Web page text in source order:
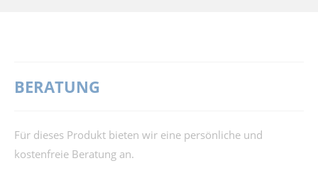
BERATUNG
Für dieses Produkt bieten wir eine persönliche und
kostenfreie Beratung an.